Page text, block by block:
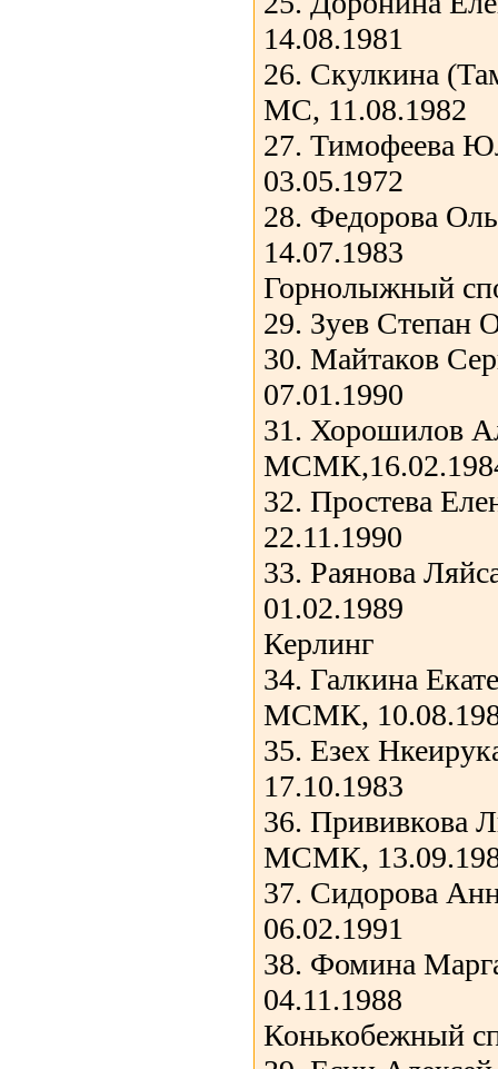
14.08.1981
26. Скулкина
МС, 11.08.1982
27. Тимофеева
03.05.1972
28. Федорова
14.07.1983
Горнолыжный
29. Зуев Степан
30. Майтаков
07.01.1990
31. Хорошилов
32. Простева
22.11.1990
33. Раянова
01.02.1989
Керлинг
34. Галкина
МСМК,
35. Езех
17.10.1983
36. Прививкова
МСМК,
37. Сидорова
06.02.1991
38. Фомина
04.11.1988
Конькобежный